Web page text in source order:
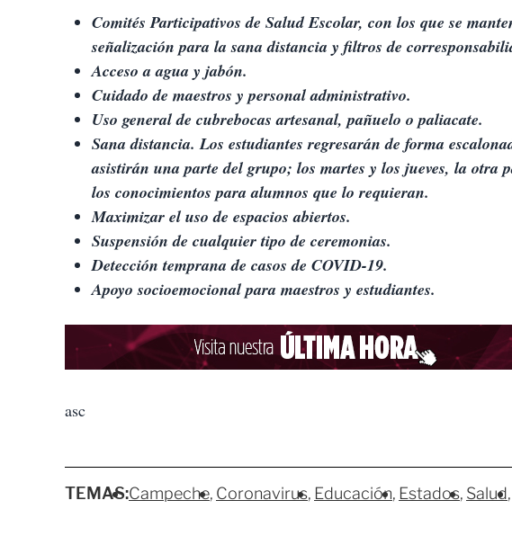
Comités Participativos de Salud Escolar, con los que se
señalización para la sana distancia y filtros de
Acceso a agua y jabón.
Cuidado de maestros y personal administrativo.
Uso general de cubrebocas artesanal, pañuelo o paliacate.
Sana distancia. Los estudiantes regresarán de forma
asistirán una parte del grupo; los martes y los jueves, la otra
los conocimientos para alumnos que lo requieran.
Maximizar el uso de espacios abiertos.
Suspensión de cualquier tipo de ceremonias.
Detección temprana de casos de COVID-19.
Apoyo socioemocional para maestros y estudiantes.
asc
TEMAS:Campeche Coronavirus Educación Estados Salud